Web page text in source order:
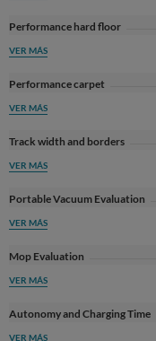
Performance hard floor
VER MÁS
Performance carpet
VER MÁS
Track width and borders
VER MÁS
Portable Vacuum Evaluation
VER MÁS
Mop Evaluation
VER MÁS
Autonomy and Charging Time
VER MÁS